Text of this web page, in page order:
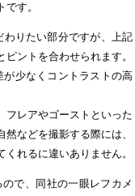
す。
りたい部分ですが、上記
ントを合わせられます。
少なくコントラストの高
フレアやゴーストといった
などを撮影する際には、
れるに違いありません。
で、同社の一眼レフカメ